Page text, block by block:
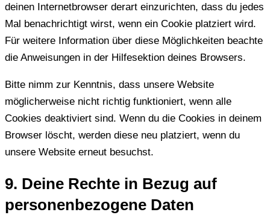
deinen Internetbrowser derart einzurichten, dass du jedes
Mal benachrichtigt wirst, wenn ein Cookie platziert wird.
Für weitere Information über diese Möglichkeiten beachte
die Anweisungen in der Hilfesektion deines Browsers.
Bitte nimm zur Kenntnis, dass unsere Website
möglicherweise nicht richtig funktioniert, wenn alle
Cookies deaktiviert sind. Wenn du die Cookies in deinem
Browser löscht, werden diese neu platziert, wenn du
unsere Website erneut besuchst.
9. Deine Rechte in Bezug auf
personenbezogene Daten